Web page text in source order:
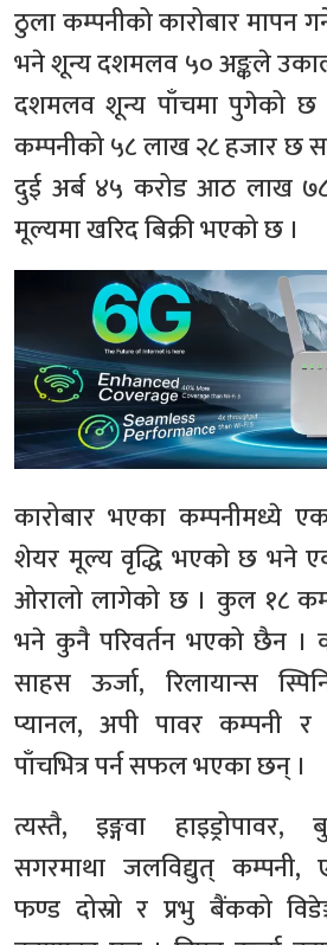
ठुला कम्पनीको कारोबार मापन
भने शून्य दशमलव ५० अङ्कले
दशमलव शून्य पाँचमा पुगेको
कम्पनीको ५८ लाख २८ हजार छ
दुई अर्ब ४५ करोड आठ लाख
मूल्यमा खरिद बिक्री भएको छ ।
कारोबार भएका कम्पनीमध्ये
शेयर मूल्य वृद्धि भएको छ भने
ओरालो लागेको छ । कुल १८
भने कुनै परिवर्तन भएको छैन ।
साहस ऊर्जा, रिलायान्स
प्यानल, अपी पावर कम्पनी र
पाँचभित्र पर्न सफल भएका छन् ।
त्यस्तै, इङ्गवा हाइड्रोपावर,
सगरमाथा जलविद्युत् कम्पनी,
फण्ड दोस्रो र प्रभु बैंकको